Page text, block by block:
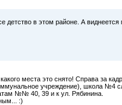
детство в этом районе. А
места это снято! Справа за
учреждение), школа №4
№№ 40, 39 и к ул. Рябинина.
:)